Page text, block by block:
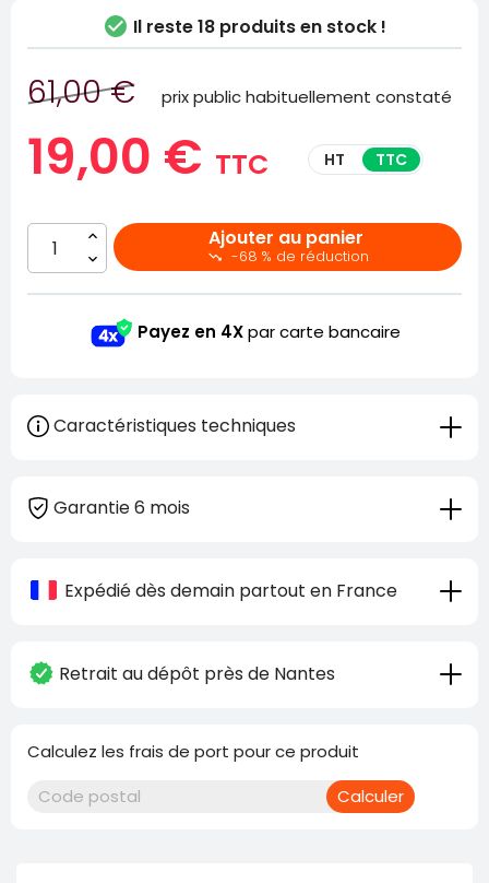
 Il reste18 produits en stock !
61,00 € prix public habituellement constaté
19,00 € TTC HT TTC
Ajouter au panier
 -68 % de réduction
Payez en 4Xpar carte bancaire
Caractéristiques techniques
Garantie 6 mois
Expédié dès demain partout en France
Retrait au dépôt près de Nantes
Calculez les frais de port pour ce produit
Calculer